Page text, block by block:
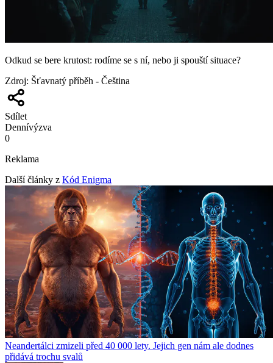
Odkud se bere krutost: rodíme se s ní, nebo ji spouští situace?
Zdroj: Šťavnatý příběh - Čeština
Sdílet
Dennívýzva
0
Reklama
Další články z Kód Enigma
Neandertálci zmizeli před 40 000 lety. Jejich gen nám ale dodnes
přidává trochu svalů